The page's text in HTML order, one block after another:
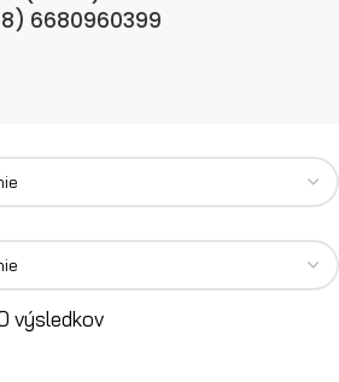
6680960399
výsledkov